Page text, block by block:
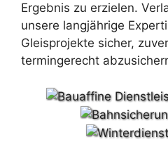
Ergebnis zu erzielen.
unsere langjährige
Gleisprojekte sicher,
termingerecht